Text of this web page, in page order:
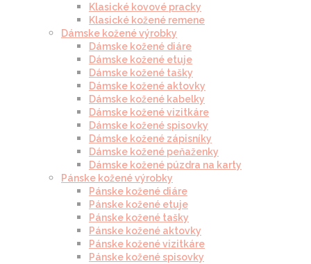
Klasické kovové pracky
Klasické kožené remene
Dámske kožené výrobky
Dámske kožené diáre
Dámske kožené etuje
Dámske kožené tašky
Dámske kožené aktovky
Dámske kožené kabelky
Dámske kožené vizitkáre
Dámske kožené spisovky
Dámske kožené zápisníky
Dámske kožené peňaženky
Dámske kožené púzdra na karty
Pánske kožené výrobky
Pánske kožené diáre
Pánske kožené etuje
Pánske kožené tašky
Pánske kožené aktovky
Pánske kožené vizitkáre
Pánske kožené spisovky